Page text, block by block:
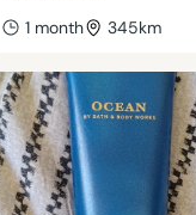
1 month 345km